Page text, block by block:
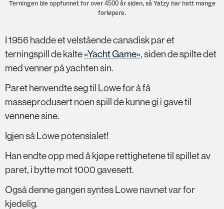
Terningen ble oppfunnet for over 4500 år siden, så Yatzy har hatt mange
forløpere.
I 1956 hadde et velstående canadisk par et
terningspill de kalte «Yacht Game» , siden de spilte det
med venner på yachten sin.
Paret henvendte seg til Lowe for å få
masseprodusert noen spill de kunne gi i gave til
vennene sine.
Igjen så Lowe potensialet!
Han endte opp med å kjøpe rettighetene til spillet av
paret, i bytte mot 1000 gavesett.
Også denne gangen syntes Lowe navnet var for
kjedelig.